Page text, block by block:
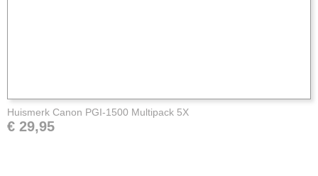
Huismerk Canon PGI-1500 Multipack 5X
€ 29,95